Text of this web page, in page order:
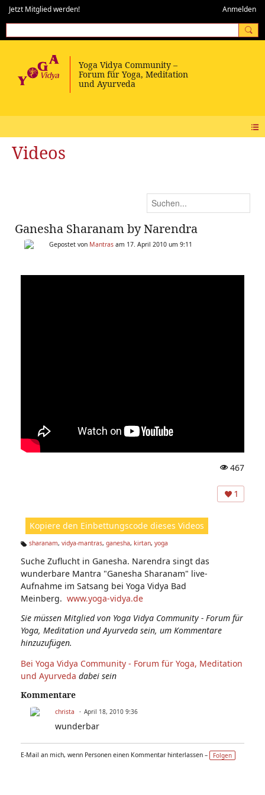
Jetzt Mitglied werden! Anmelden
Videos
Ganesha Sharanam by Narendra
Gepostet von Mantras am 17. April 2010 um 9:11
ns
ic
467
1
Kopiere den Einbettungscode dieses Videos
g
s:
sharanam, vidya-mantras, ganesha, kirtan, yoga
Suche Zuflucht in Ganesha. Narendra singt das
wunderbare Mantra "Ganesha Sharanam" live-
Aufnahme im Satsang bei Yoga Vidya Bad
Meinberg. www.yoga-vidya.de
Sie müssen Mitglied von Yoga Vidya Community - Forum für
Yoga, Meditation und Ayurveda sein, um Kommentare
hinzuzufügen.
Bei Yoga Vidya Community - Forum für Yoga, Meditation
und Ayurveda dabei sein
Kommentare
christa April 18, 2010 9:36
wunderbar
E-Mail an mich, wenn Personen einen Kommentar hinterlassen – Folgen